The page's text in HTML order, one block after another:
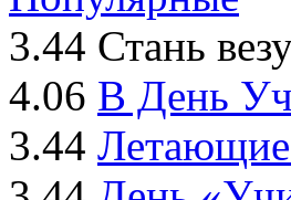
3.44 Стань
4.06 В День
3.44 Летающие